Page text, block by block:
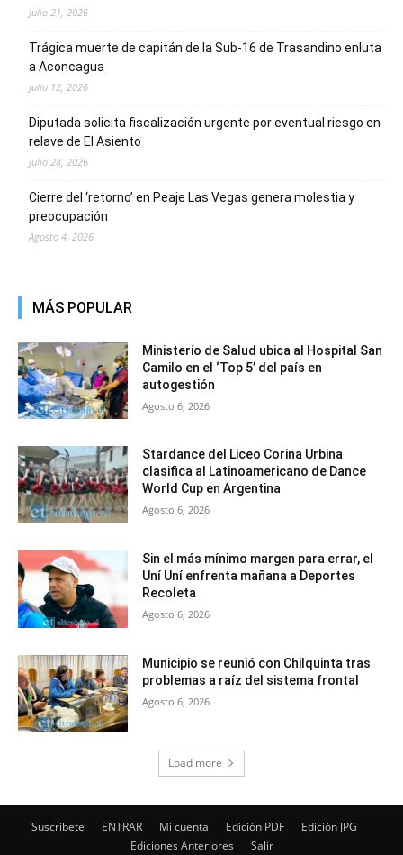
Julio 21, 2026
Trágica muerte de capitán de la Sub-16 de Trasandino enluta
a Aconcagua
Julio 12, 2026
Diputada solicita fiscalización urgente por eventual riesgo en
relave de El Asiento
Julio 28, 2026
Cierre del ‘retorno’ en Peaje Las Vegas genera molestia y
preocupación
Agosto 4, 2026
MÁS POPULAR
Ministerio de Salud ubica al Hospital San
Camilo en el ‘Top 5’ del país en
autogestión
Agosto 6, 2026
Stardance del Liceo Corina Urbina
clasifica al Latinoamericano de Dance
World Cup en Argentina
Agosto 6, 2026
Sin el más mínimo margen para errar, el
Uní Uní enfrenta mañana a Deportes
Recoleta
Agosto 6, 2026
Municipio se reunió con Chilquinta tras
problemas a raíz del sistema frontal
Agosto 6, 2026
Load more
Suscríbete ENTRAR Mi cuenta Edición PDF
Edición JPG
Ediciones Anteriores
Salir